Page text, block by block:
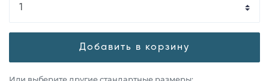
Добавить в корзину